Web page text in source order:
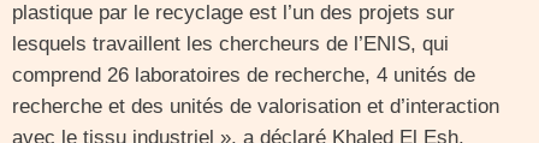
plastique par le recyclage est l’un des projets sur
lesquels travaillent les chercheurs de l’ENIS, qui
comprend 26 laboratoires de recherche, 4 unités de
recherche et des unités de valorisation et d’interaction
avec le tissu industriel », a déclaré Khaled El Esh,